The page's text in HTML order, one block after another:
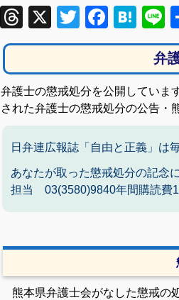
Threads
X Twitter
弁
弁護士の懲戒処分を公開していま
された弁護士の懲戒処分の公告・
日弁連広報誌「自由と正義」は
あなたが取った懲戒処分の記念
担当 03(3580)9840年間購読費
熊本県弁護士会がなした懲戒の